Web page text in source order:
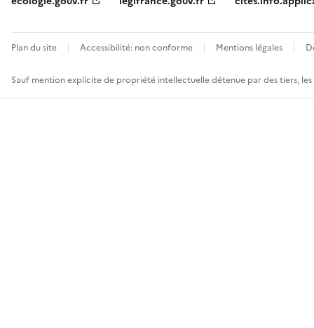
Plan du site Accessibilité: non conforme Mentions légales
Sauf mention explicite de propriété intellectuelle détenue par des tiers,